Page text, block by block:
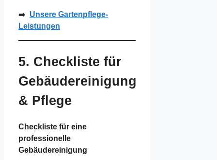
➡️ Unsere Gartenpflege-
Leistungen
5. Checkliste für
Gebäudereinigung
& Pflege
Checkliste für eine
professionelle
Gebäudereinigung